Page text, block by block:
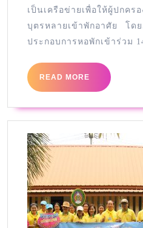
เป็นเครือข่ายเพื่อให้ผู้ปกคร
บุตรหลายเข้าพักอาศัย โด
ประกอบการหอพักเข้าร่วม
READ MORE